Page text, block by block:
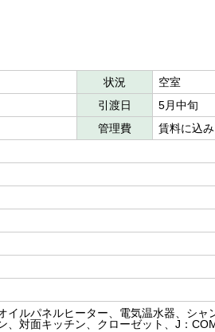
状況
空室
引渡日
5月中旬
管理費
賃料に込み
ネルヒーター、電気温水器、シャ
、対面キッチン、クローゼット、J：